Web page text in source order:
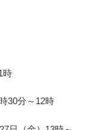
時
30分～12時